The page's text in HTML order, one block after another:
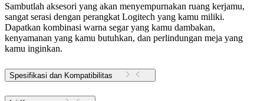
Sambutlah aksesori yang akan menyempurnakan ruang kerjamu,
sangat serasi dengan perangkat Logitech yang kamu miliki.
Dapatkan kombinasi warna segar yang kamu dambakan,
kenyamanan yang kamu butuhkan, dan perlindungan meja yang
kamu inginkan.
Spesifikasi dan Kompatibilitas